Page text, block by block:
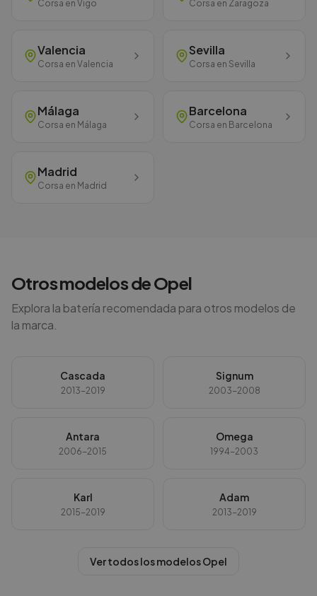
Corsa en Vigo Corsa en Zaragoza
Valencia
Corsa en Valencia
Sevilla
Corsa en Sevilla
Málaga
Corsa en Málaga
Barcelona
Corsa en Barcelona
Madrid
Corsa en Madrid
Otros modelos deOpel
Explora la batería recomendada para otros modelos de
la marca.
Cascada
2013-2019
Signum
2003-2008
Antara
2006-2015
Omega
1994-2003
Karl
2015-2019
Adam
2013-2019
Ver todos los modelosOpel